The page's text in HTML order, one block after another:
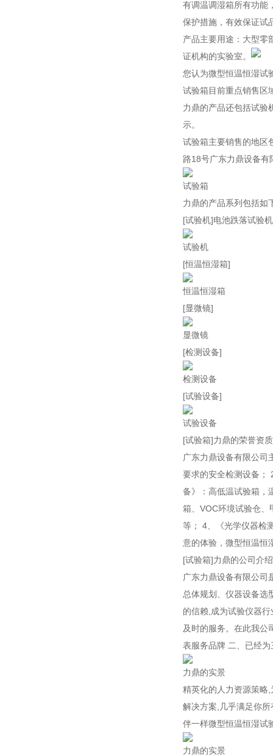
有调温调湿箱所有功能
保护措施，有效保证试
产品主要用途：大型零
证机构的实验室。
您认为微型恒温恒湿试
试验箱目前重点销售区
力鼎的产品还包括试验
示。
试验箱主要销售的地区
路18号广东力鼎设备有
试验箱
力鼎的产品系列包括如
[试验机]电池跌落试验
试验机
[恒温恒湿箱]
恒温恒湿箱
[显微镜]
显微镜
[检测设备]
检测设备
[试验设备]
试验设备
[试验箱]力鼎的荣誉资质
广东力鼎设备有限公司
要求的安全检测设备；
备》：高低温试验箱，
箱、VOC环境试验仓
等； 4、《光学仪器检
意的体验，微型恒温恒
[试验箱]力鼎的公司介绍
广东力鼎设备有限公司
总体规划、仪器设备选
的信赖,成为试验仪器
及时的服务。在此我公
表服务品牌 二、已经
力鼎的实景
精英化的人力资源策略
解决方案,几乎满足你
伴一样微型恒温恒湿试
力鼎的实景